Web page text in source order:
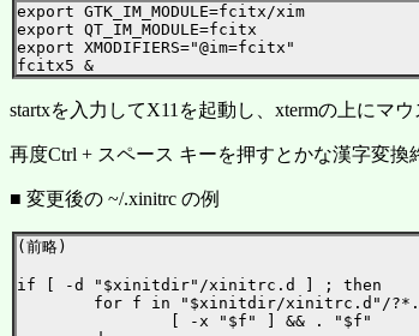
export GTK_IM_MODULE=fcitx/xim
export QT_IM_MODULE=fcitx
export XMODIFIERS="@im=fcitx"
startxを入力してX11を起動し、xtermの上にマ
再度Ctrl + スペース キーを押すとかな漢字変換
■ 変更後の ~/.xinitrc の例
(前略)
if [ -d "$xinitdir"/xinitrc.d ] ; then